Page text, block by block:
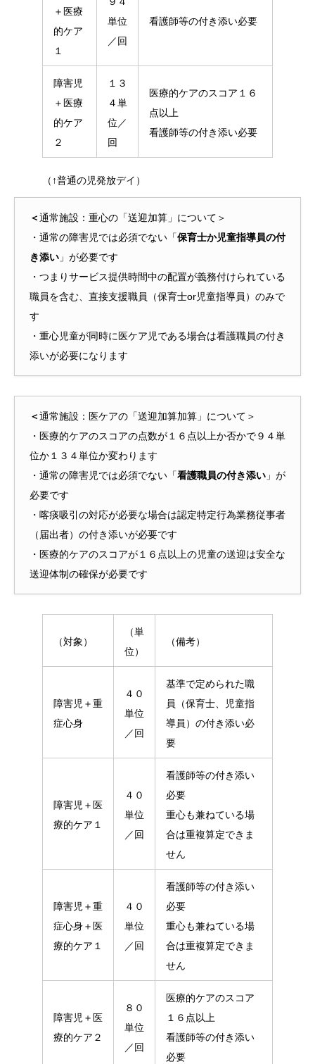
＋医療
的ケア
１
単位
／回
看護師等の付き添い必要
障害児
＋医療
的ケア
２
１３
４単
位／
回
医療的ケアのスコア１６
点以上
看護師等の付き添い必要
（↑普通の児発放デイ）
＜通常施設：重心の「送迎加算」について＞
・通常の障害児では必須でない「保育士か児童指導員の付
き添い 」が必要です
・つまりサービス提供時間中の配置が義務付けられている
職員を含む、直接支援職員（保育士or児童指導員）のみで
す
・重心児童が同時に医ケア児である場合は看護職員の付き
添いが必要になります
＜通常施設：医ケアの「送迎加算加算」について＞
・医療的ケアのスコアの点数が１６点以上か否かで９４単
位か１３４単位か変わります
・通常の障害児では必須でない「看護職員の付き添い 」が
必要です
・喀痰吸引の対応が必要な場合は認定特定行為業務従事者
（届出者）の付き添いが必要です
・医療的ケアのスコアが１６点以上の児童の送迎は安全な
送迎体制の確保が必要です
（対象）
（単
位）
（備考）
障害児＋重
症心身
４０
単位
／回
基準で定められた職
員（保育士、児童指
導員）の付き添い必
要
障害児＋医
療的ケア１
４０
単位
／回
看護師等の付き添い
必要
重心も兼ねている場
合は重複算定できま
せん
障害児＋重
症心身＋医
療的ケア１
４０
単位
／回
看護師等の付き添い
必要
重心も兼ねている場
合は重複算定できま
せん
障害児＋医
療的ケア２
８０
単位
／回
医療的ケアのスコア
１６点以上
看護師等の付き添い
必要